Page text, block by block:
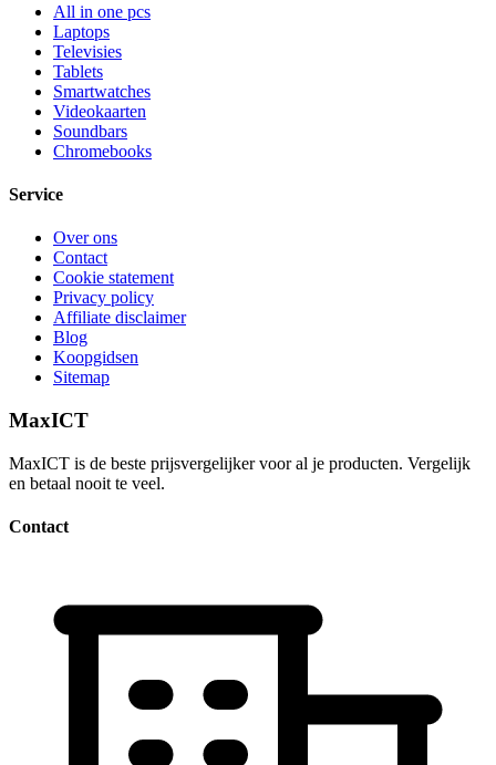
All in one pcs
Laptops
Televisies
Tablets
Smartwatches
Videokaarten
Soundbars
Chromebooks
Service
Over ons
Contact
Cookie statement
Privacy policy
Affiliate disclaimer
Blog
Koopgidsen
Sitemap
MaxICT
MaxICT is de beste prijsvergelijker voor al je producten. Vergelijk
en betaal nooit te veel.
Contact